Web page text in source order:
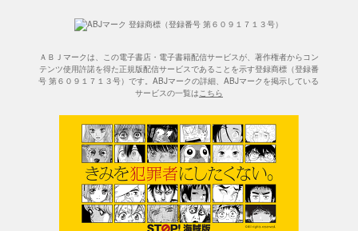
ＡＢＪマークは、この電子書店・電子書籍配信サービスが、著作権者からコン
テンツ使用許諾を得た正規版配信サービスであることを示す登録商標（登録番
号 第６０９１７１３号）です。ABJマークの詳細、ABJマークを掲示している
サービスの一覧はこちら